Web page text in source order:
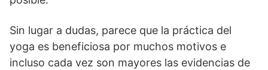
Sin lugar a dudas, parece que la práctica del
yoga es beneficiosa por muchos motivos e
incluso cada vez son mayores las evidencias de